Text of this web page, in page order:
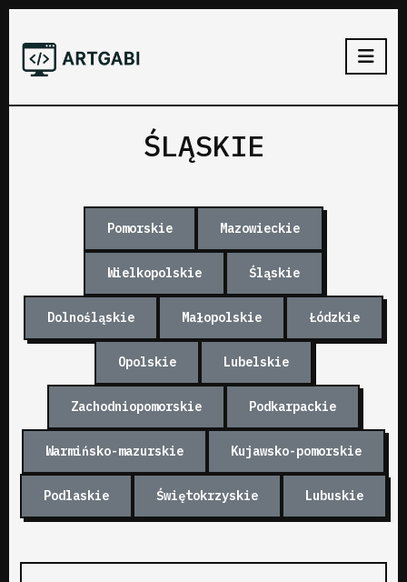
ŚLĄSKIE
Pomorskie Mazowieckie
Wielkopolskie Śląskie
Dolnośląskie Małopolskie Łódzkie
Opolskie Lubelskie
Zachodniopomorskie Podkarpackie
Warmińsko-mazurskie Kujawsko-pomorskie
Podlaskie Świętokrzyskie Lubuskie